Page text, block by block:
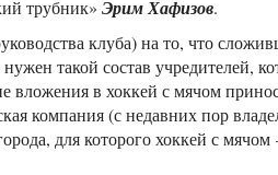
трубник» Эрим Хафизов.
клуба) на то, что
такой состав учредителей,
в хоккей с мячом
компания (с недавних пор
для которого хоккей с мячом